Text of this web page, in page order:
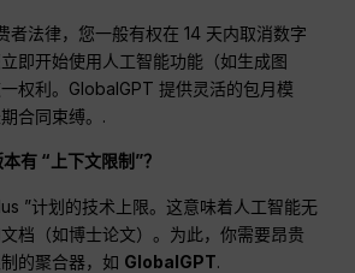
者法律，您一般有权在 14 天内取消数字
即开始使用人工智能功能（如生成图
权利。GlobalGPT 提供灵活的包月模
合同束缚。.
有 “上下文限制”？
”计划的技术上限。这意味着人工智能无
档（如博士论文）。为此，你需要昂贵
的聚合器，如 GlobalGPT.